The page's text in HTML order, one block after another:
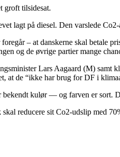
groft tilsidesat.
lagt på diesel. Den varslede
– at danskerne skal betale
og de øvrige partier mange
Lars Aagaard (M) samt
at de “ikke har brug for DF i
kulør — og farven er sort.
reducere sit Co2-udslip med